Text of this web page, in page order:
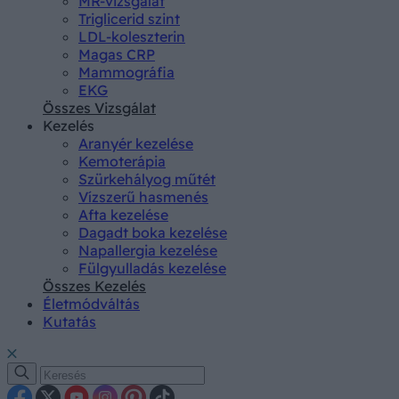
Triglicerid szint
LDL-koleszterin
Magas CRP
Mammográfia
EKG
Összes Vizsgálat
Kezelés
Aranyér kezelése
Kemoterápia
Szürkehályog műtét
Vízszerű hasmenés
Afta kezelése
Dagadt boka kezelése
Napallergia kezelése
Fülgyulladás kezelése
Összes Kezelés
Életmódváltás
Kutatás